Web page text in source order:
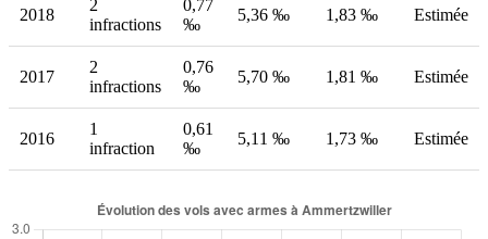
2018
2
infractions
0,77
‰
5,36 ‰ 1,83 ‰ Estimée
2017
2
infractions
0,76
‰
5,70 ‰ 1,81 ‰ Estimée
2016
1
infraction
0,61
‰
5,11 ‰ 1,73 ‰ Estimée